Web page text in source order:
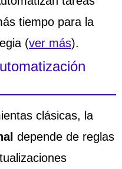
tiempo para la
(ver más).
clásicas, la
depende de reglas